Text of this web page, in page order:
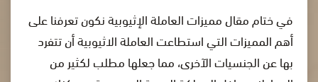
في ختام مقال مميزات العاملة الإثيوبية نكون تعرفنا على
أهم المميزات التي استطاعت العاملة الاثيوبية أن تتفرد
بها عن الجنسيات الآخرى، مما جعلها مطلب لكثير من